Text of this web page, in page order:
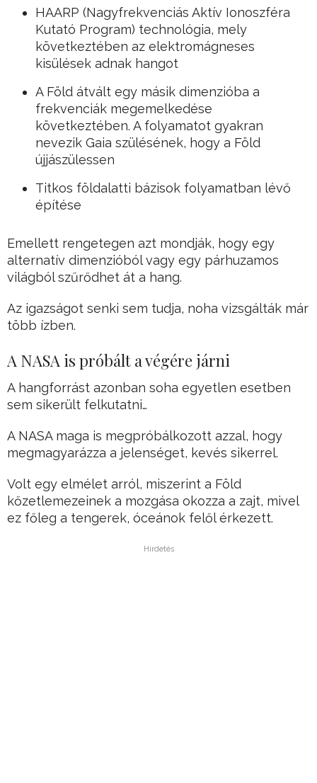
HAARP (Nagyfrekvenciás Aktív Ionoszféra
Kutató Program) technológia, mely
következtében az elektromágneses
kisülések adnak hangot
A Föld átvált egy másik dimenzióba a
frekvenciák megemelkedése
következtében. A folyamatot gyakran
nevezik Gaia szülésének, hogy a Föld
újjászülessen
Titkos földalatti bázisok folyamatban lévő
építése
Emellett rengetegen azt mondják, hogy egy
alternatív dimenzióból vagy egy párhuzamos
világból szűrődhet át a hang.
Az igazságot senki sem tudja, noha vizsgálták már
több ízben.
A NASA is próbált a végére járni
A hangforrást azonban soha egyetlen esetben
sem sikerült felkutatni…
A NASA maga is megpróbálkozott azzal, hogy
megmagyarázza a jelenséget, kevés sikerrel.
Volt egy elmélet arról, miszerint a Föld
kőzetlemezeinek a mozgása okozza a zajt, mivel
ez főleg a tengerek, óceánok felől érkezett.
Hirdetés